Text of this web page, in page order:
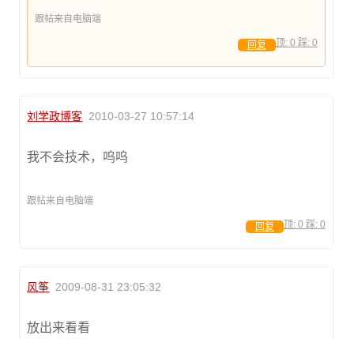
跟帖来自电脑端
顶: 0 踩: 0
回复
刘学政博客 2010-03-27 10:57:14
我不会技术，呜呜
跟帖来自电脑端
顶: 0 踩: 0
回复
风筝 2009-08-31 23:05:32
放出来看看